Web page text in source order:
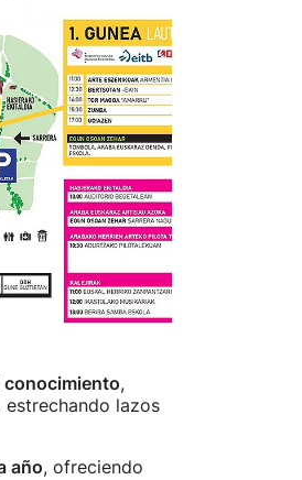
,
lazos
año, ofreciendo